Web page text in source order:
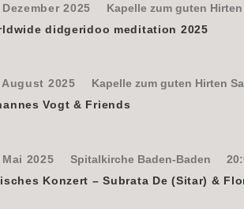
2025
Kapelle zum guten
didgeridoo meditation 2025
August 2025
Kapelle zum guten Hirten
Vogt & Friends
Mai 2025 Spitalkirche Baden-Baden
Konzert – Subrata De (Sitar) &